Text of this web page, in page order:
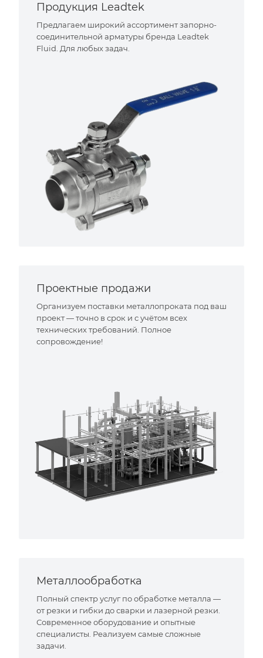
Продукция Leadtek
Предлагаем широкий ассортимент запорно-
соединительной арматуры бренда Leadtek
Fluid. Для любых задач.
Проектные продажи
Организуем поставки металлопроката под ваш
проект — точно в срок и с учётом всех
технических требований. Полное
сопровождение!
Металлообработка
Полный спектр услуг по обработке металла —
от резки и гибки до сварки и лазерной резки.
Современное оборудование и опытные
специалисты. Реализуем самые сложные
задачи.